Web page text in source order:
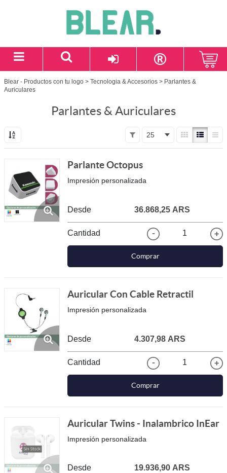
Blear - Productos con tu logo > Tecnologia & Accesorios > Parlantes &
Auriculares
Parlantes & Auriculares
25
Parlante Octopus
Impresión personalizada
Desde 36.868,25 ARS
Cantidad 1
Comprar
Auricular Con Cable Retractil
Impresión personalizada
Desde 4.307,98 ARS
Cantidad 1
Comprar
Auricular Twins - Inalambrico InEar
Impresión personalizada
Desde 19.936,90 ARS